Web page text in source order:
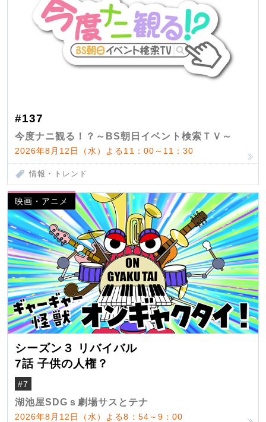
#137
今度ナニ観る！？～BS朝日イベント検索ＴＶ～
2026年8月12日（水）よる11：00～11：30
情報・トレンド
映画・アニメ
シーズン３ リバイバル
7話 子供の人権？
#7
湖池屋SDGｓ劇場サスとテナ
2026年8月12日（水）よる8：54～9：00